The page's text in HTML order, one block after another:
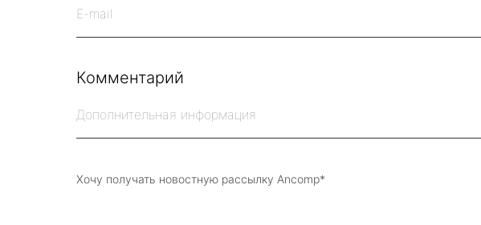
Комментарий
Хочу получать новостную рассылку Ancomp*